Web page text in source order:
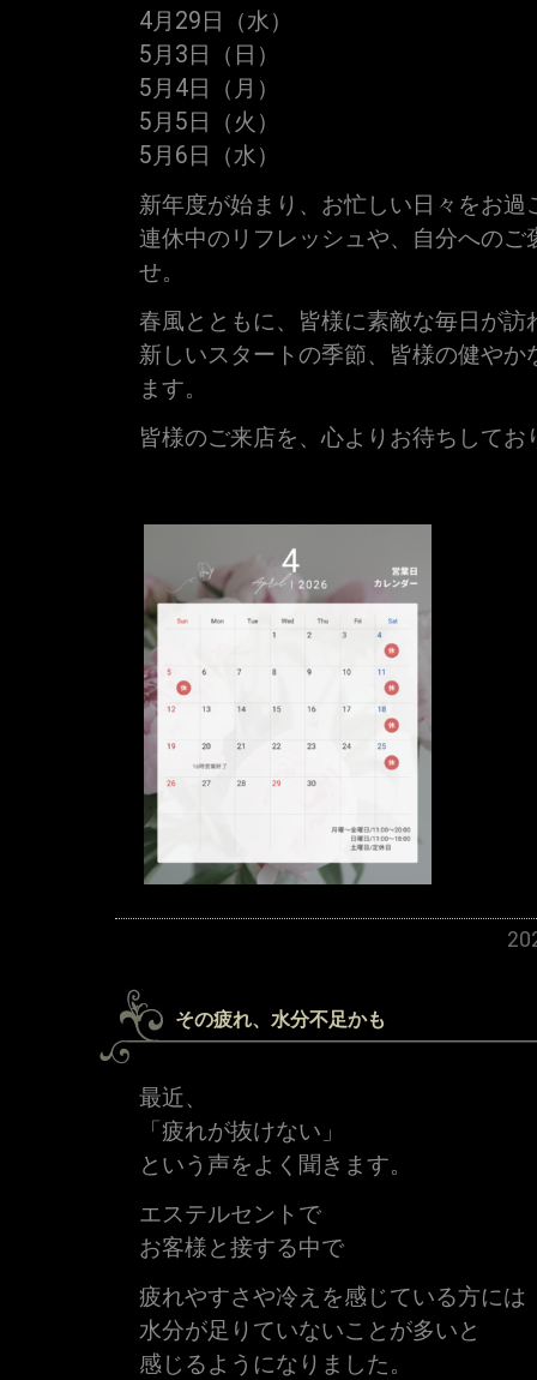
4月29日（水）
5月3日（日）
5月4日（月）
5月5日（火）
5月6日（水）
新年度が始まり、お忙しい日々をお
連休中のリフレッシュや、自分への
せ。
春風とともに、皆様に素敵な毎日が訪
新しいスタートの季節、皆様の健や
ます。
皆様のご来店を、心よりお待ちしてお
その疲れ、水分不足かも
最近、
「疲れが抜けない」
という声をよく聞きます。
エステルセントで
お客様と接する中で
疲れやすさや冷えを感じている方には
水分が足りていないことが多いと
感じるようになりました。